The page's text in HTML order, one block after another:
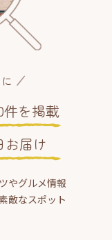
件を掲載
お届け
やグルメ情報
敵なスポット